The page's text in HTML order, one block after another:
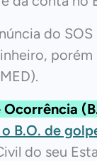
do
Ocorrência
B.O. de
do seu